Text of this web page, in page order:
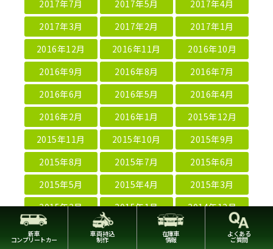
2017年7月
2017年5月
2017年4月
2017年3月
2017年2月
2017年1月
2016年12月
2016年11月
2016年10月
2016年9月
2016年8月
2016年7月
2016年6月
2016年5月
2016年4月
2016年2月
2016年1月
2015年12月
2015年11月
2015年10月
2015年9月
2015年8月
2015年7月
2015年6月
2015年5月
2015年4月
2015年3月
2015年2月
2015年1月
2014年12月
2014年11月
2014年10月
2014年9月
新車
コンプリートカー
車両持込
制作
在庫車
情報
よくある
ご質問